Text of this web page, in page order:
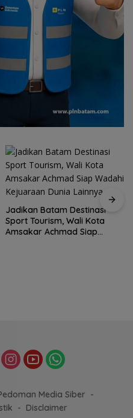
Jadikan Batam Destinasi
Sport Tourism, Wali Kota
Amsakar Achmad Siap
Media Siber
Disclaimer